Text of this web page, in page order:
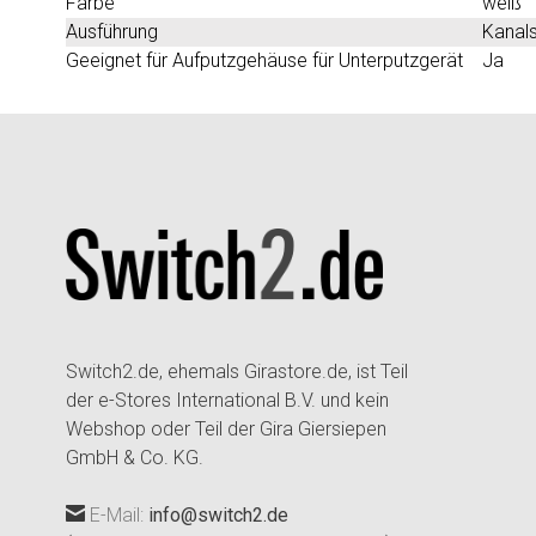
Ausführung
Geeignet für Aufputzgehäuse für Unterputzgerät
Ja
Switch2.de, ehemals Girastore.de, ist Teil
der e-Stores International B.V. und kein
Webshop oder Teil der Gira Giersiepen
GmbH & Co. KG.
E-Mail: info@switch2.de